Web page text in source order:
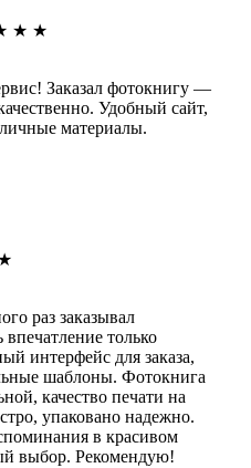
★ ★
Заказал фотокнигу —
Удобный сайт,
материалы.
раз заказывал
только
интерфейс для заказа,
шаблоны. Фотокнига
качество печати на
упаковано надежно.
в красивом
выбор. Рекомендую!